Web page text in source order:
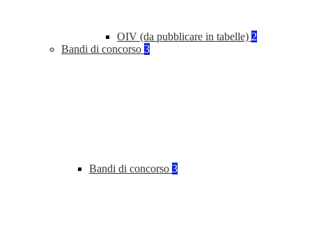
OIV (da pubblicare in tabelle) 2
Bandi di concorso 3
Bandi di concorso 3